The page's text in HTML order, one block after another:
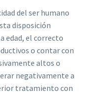
del ser humano
disposición
edad, el correcto
o contar con
altos o
negativamente a
tratamiento con